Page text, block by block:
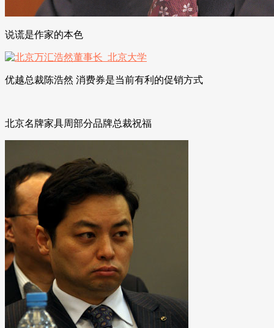
说谎是作家的本色
优越总裁陈浩然 消费券是当前有利的促销方式
北京名牌家具周部分品牌总裁祝福